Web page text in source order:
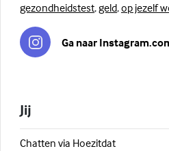
gezondheidstest,geld,op jezelf
Ga naar
Jij
Chatten via Hoezitdat